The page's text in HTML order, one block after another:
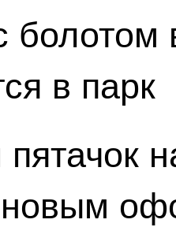
болотом
в парк
новым